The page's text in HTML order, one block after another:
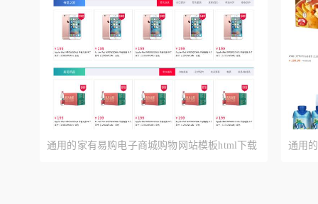
通用的家有易购电子商城购物网站模板html下载 通用